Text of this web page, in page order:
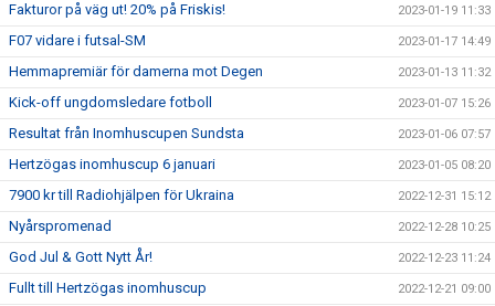
Fakturor på väg ut! 20% på Friskis! 2023-01-19 11:33
F07 vidare i futsal-SM 2023-01-17 14:49
Hemmapremiär för damerna mot Degen 2023-01-13 11:32
Kick-off ungdomsledare fotboll 2023-01-07 15:26
Resultat från Inomhuscupen Sundsta 2023-01-06 07:57
Hertzögas inomhuscup 6 januari 2023-01-05 08:20
7900 kr till Radiohjälpen för Ukraina 2022-12-31 15:12
Nyårspromenad 2022-12-28 10:25
God Jul & Gott Nytt År! 2022-12-23 11:24
Fullt till Hertzögas inomhuscup 2022-12-21 09:00